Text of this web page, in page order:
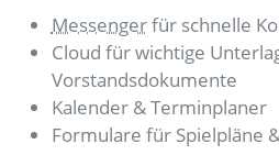
Messengerfür schnelle
Cloud für wichtige
Vorstandsdokumente
Kalender & Terminplaner
Formulare für Spielpläne